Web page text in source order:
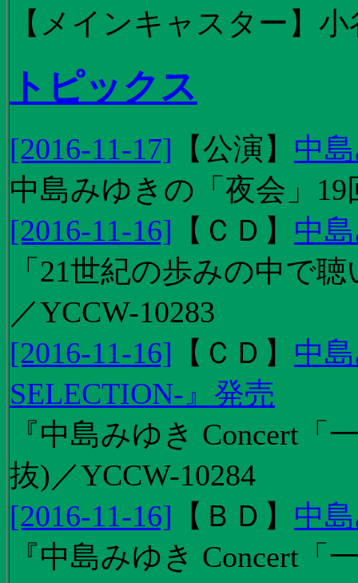
【メインキャスター】
トピックス
[2016-11-17] 【公演 】 中
中島みゆきの「夜会」
[2016-11-16] 【 ＣＤ 】 中
「21世紀の歩みの中で
／YCCW-10283
[2016-11-16] 【 ＣＤ 】 中
SELECTION-』発売
『中島みゆき Concert
抜)／YCCW-10284
[2016-11-16] 【 ＢＤ 】 中
『中島みゆき Concert